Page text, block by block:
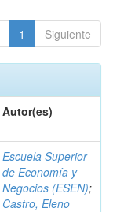
1 Siguiente
Autor(es)
Escuela Superior
de Economía y
Negocios (ESEN);
Castro, Eleno